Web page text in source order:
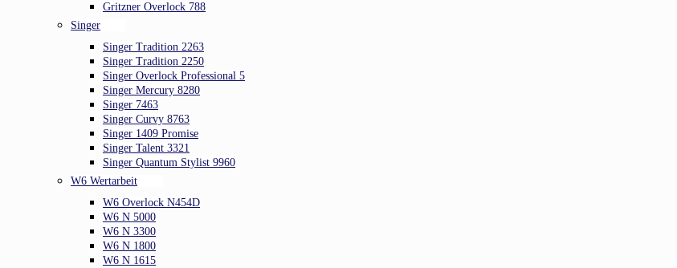
Gritzner Overlock 788
Singer
Singer Tradition 2263
Singer Tradition 2250
Singer Overlock Professional 5
Singer Mercury 8280
Singer 7463
Singer Curvy 8763
Singer 1409 Promise
Singer Talent 3321
Singer Quantum Stylist 9960
W6 Wertarbeit
W6 Overlock N454D
W6 N 5000
W6 N 3300
W6 N 1800
W6 N 1615